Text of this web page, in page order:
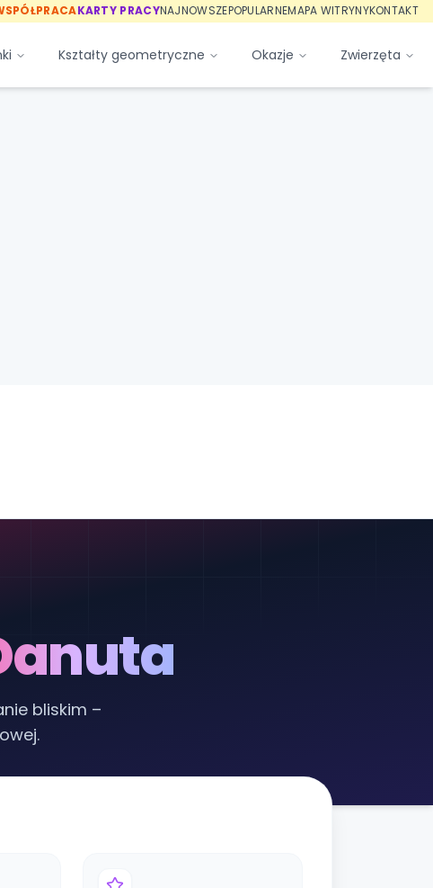
KARTY PRACYNAJNOWSZEPOPULARNEMAPA WITRYNYKONTAKT
Kształty geometryczne Okazje Zwierzęta
bliskim –